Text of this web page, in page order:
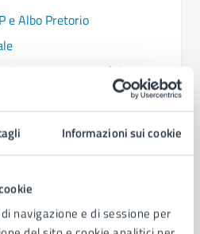
Informazioni sui cookie
navigazione e di sessione per
e Albo Pretorio
e Verifiche